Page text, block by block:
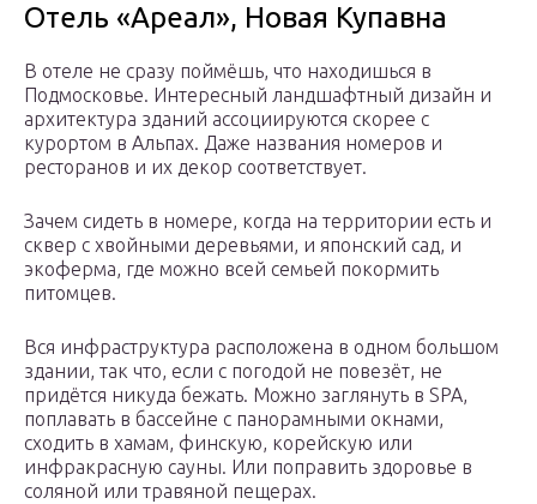
Отель «Ареал», Новая Купавна
В отеле не сразу поймёшь, что находишься в
Подмосковье. Интересный ландшафтный дизайн и
архитектура зданий ассоциируются скорее с
курортом в Альпах. Даже названия номеров и
ресторанов и их декор соответствует.
Зачем сидеть в номере, когда на территории есть и
сквер с хвойными деревьями, и японский сад, и
экоферма, где можно всей семьей покормить
питомцев.
Вся инфраструктура расположена в одном большом
здании, так что, если с погодой не повезёт, не
придётся никуда бежать. Можно заглянуть в SPA,
поплавать в бассейне с панорамными окнами,
сходить в хамам, финскую, корейскую или
инфракрасную сауны. Или поправить здоровье в
соляной или травяной пещерах.